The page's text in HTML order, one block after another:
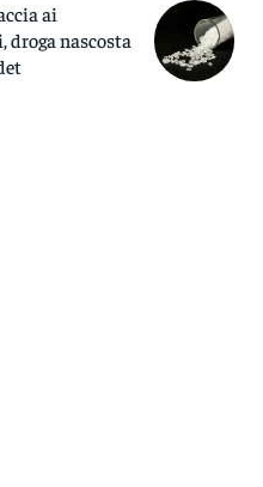
ai
nascosta